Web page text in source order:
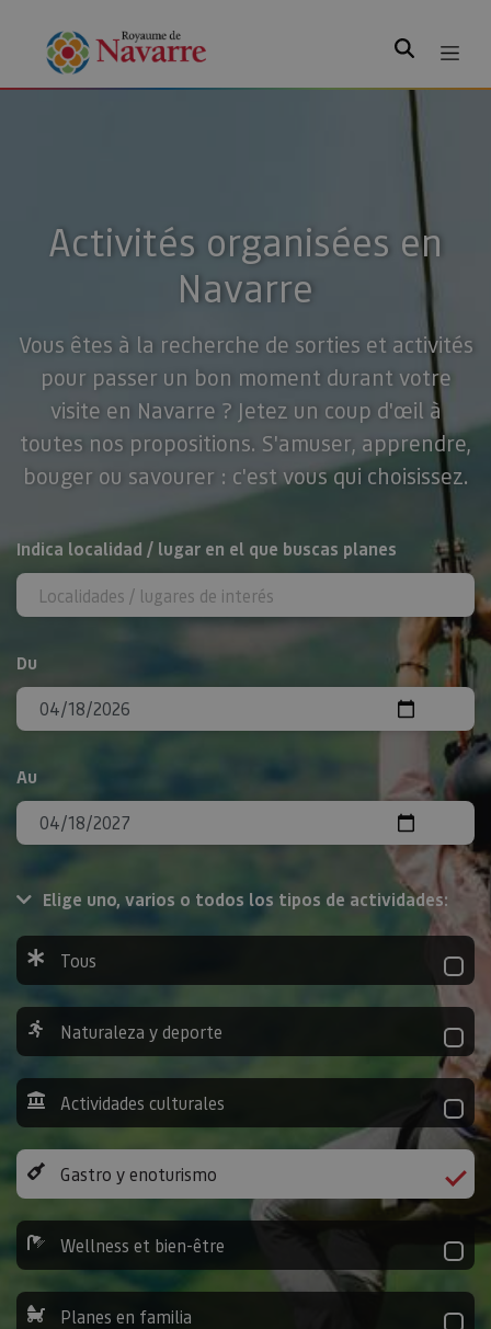
Rechercher
Activités organisées en
Navarre
Vous êtes à la recherche de sorties et activités
pour passer un bon moment durant votre
visite en Navarre ? Jetez un coup d'œil à
toutes nos propositions. S'amuser, apprendre,
bouger ou savourer : c'est vous qui choisissez.
Rechercher
Indica localidad / lugar en el que buscas planes
Du
Au
Elige uno, varios o todos los tipos de actividades:
Tous
Naturaleza y deporte
Actividades culturales
Gastro y enoturismo
Wellness et bien-être
Planes en familia